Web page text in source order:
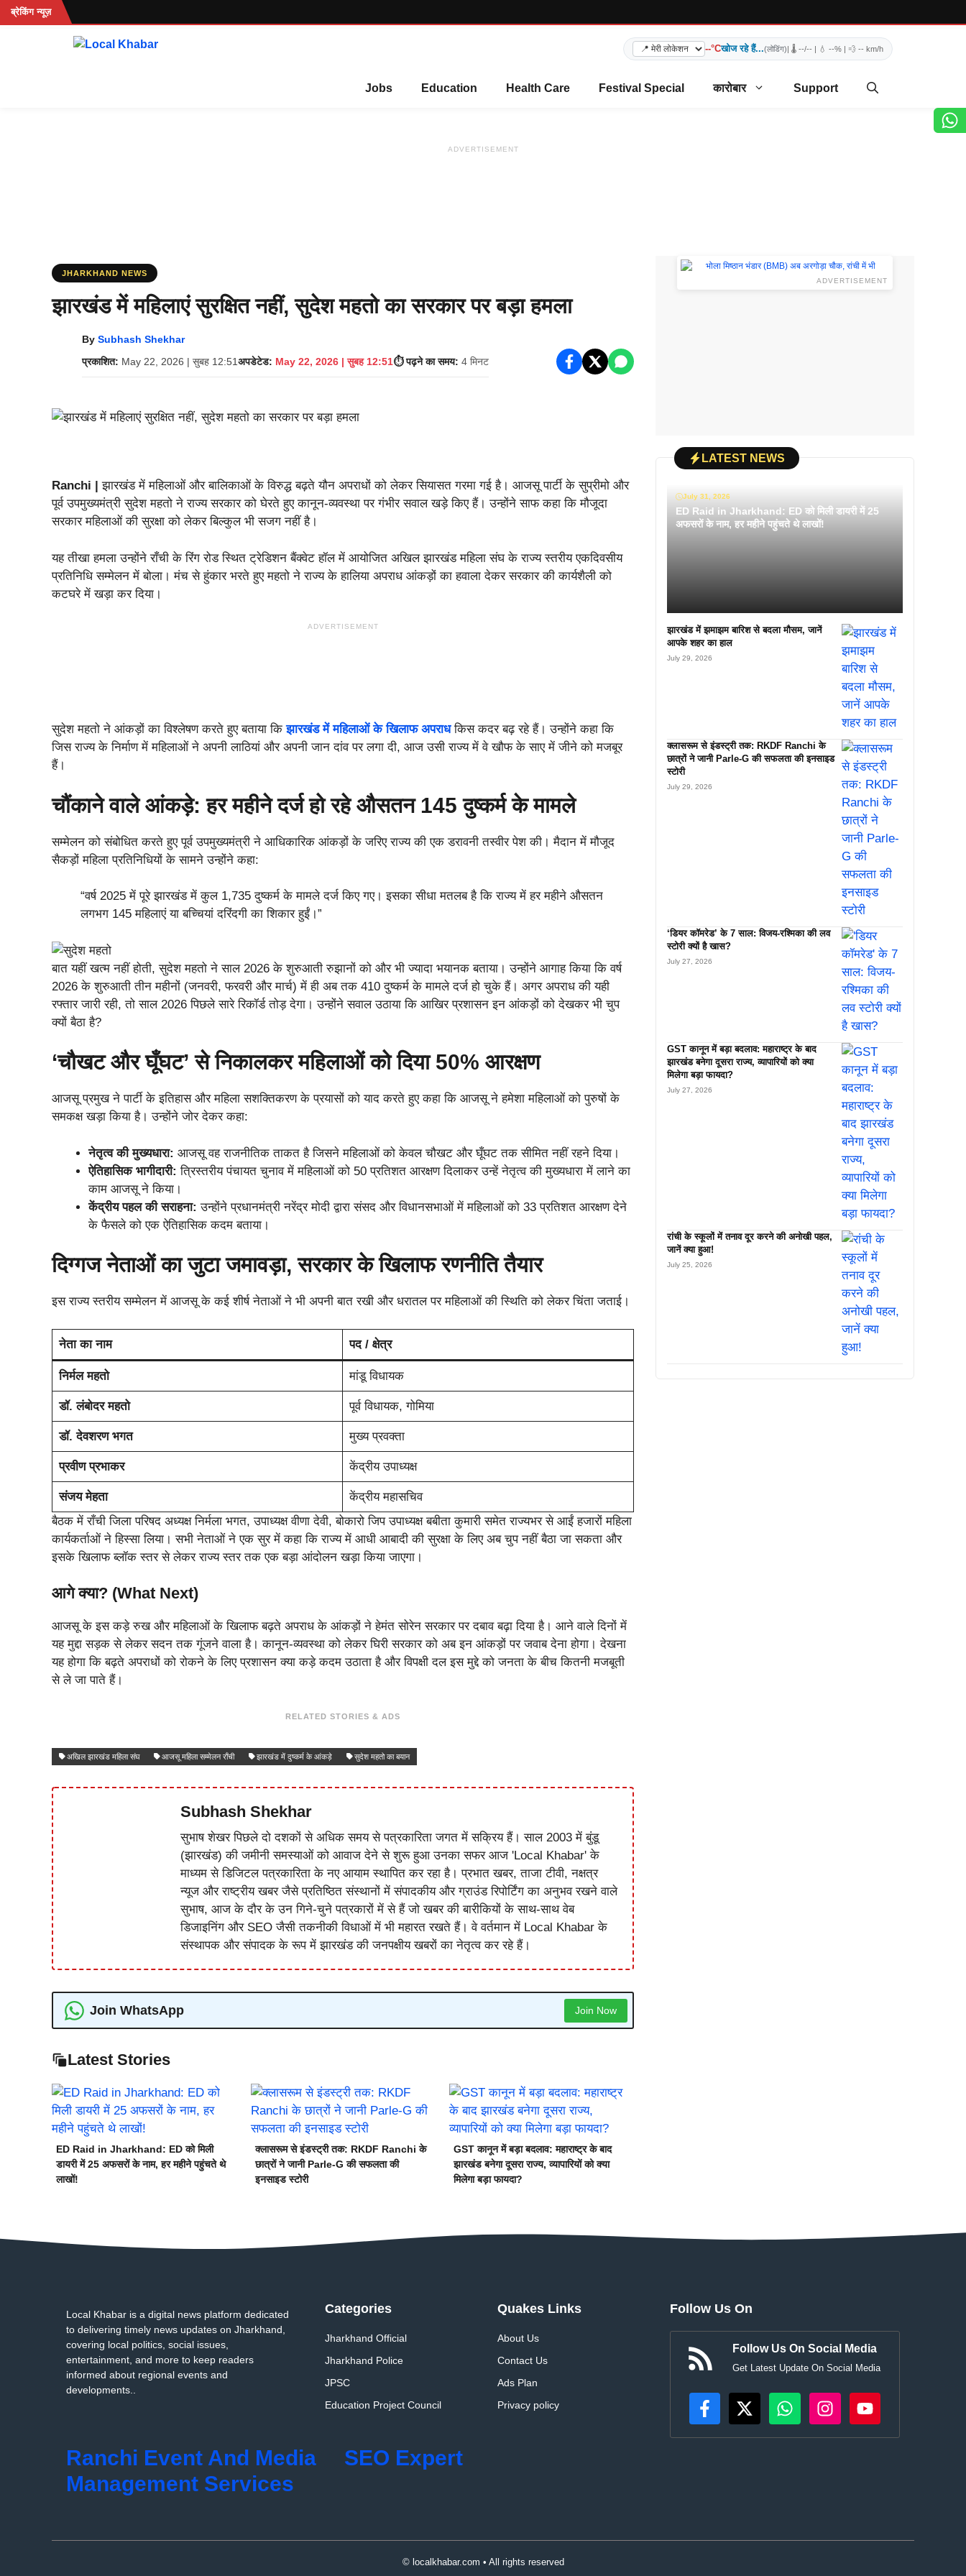
Skip
to
ब्रेकिंग न्यूज़
--°Cखोज रहे हैं...(लोडिंग)| 🌡️ --/-- | 💧 --% | 💨 -- km/h
Jobs Education Health Care Festival Special कारोबार Support
ADVERTISEMENT
JHARKHAND NEWS
झारखंड में महिलाएं सुरक्षित नहीं, सुदेश महतो का सरकार पर बड़ा हमला
By Subhash Shekhar
प्रकाशित: May 22, 2026 | सुबह 12:51अपडेटेड: May 22, 2026 | सुबह 12:51⏱️ पढ़ने का समय: 4 मिनट
Ranchi | झारखंड में महिलाओं और बालिकाओं के विरुद्ध बढ़ते यौन अपराधों को लेकर सियासत गरमा गई है। आजसू पार्टी के सुप्रीमो और
पूर्व उपमुख्यमंत्री सुदेश महतो ने राज्य सरकार को घेरते हुए कानून-व्यवस्था पर गंभीर सवाल खड़े किए हैं। उन्होंने साफ कहा कि मौजूदा
सरकार महिलाओं की सुरक्षा को लेकर बिल्कुल भी सजग नहीं है।
यह तीखा हमला उन्होंने राँची के रिंग रोड स्थित ट्रेडिशन बैंक्वेट हॉल में आयोजित अखिल झारखंड महिला संघ के राज्य स्तरीय एकदिवसीय
प्रतिनिधि सम्मेलन में बोला। मंच से हुंकार भरते हुए महतो ने राज्य के हालिया अपराध आंकड़ों का हवाला देकर सरकार की कार्यशैली को
कटघरे में खड़ा कर दिया।
ADVERTISEMENT
सुदेश महतो ने आंकड़ों का विश्लेषण करते हुए बताया किझारखंड में महिलाओं के खिलाफ अपराधकिस कदर बढ़ रहे हैं। उन्होंने कहा कि
जिस राज्य के निर्माण में महिलाओं ने अपनी लाठियां और अपनी जान दांव पर लगा दी, आज उसी राज्य में वे खौफ के साए में जीने को मजबूर
हैं।
चौंकाने वाले आंकड़े: हर महीने दर्ज हो रहे औसतन 145 दुष्कर्म के मामले
सम्मेलन को संबोधित करते हुए पूर्व उपमुख्यमंत्री ने आधिकारिक आंकड़ों के जरिए राज्य की एक डरावनी तस्वीर पेश की। मैदान में मौजूद
सैकड़ों महिला प्रतिनिधियों के सामने उन्होंने कहा:
“वर्ष 2025 में पूरे झारखंड में कुल 1,735 दुष्कर्म के मामले दर्ज किए गए। इसका सीधा मतलब है कि राज्य में हर महीने औसतन
लगभग 145 महिलाएं या बच्चियां दरिंदगी का शिकार हुईं।”
बात यहीं खत्म नहीं होती, सुदेश महतो ने साल 2026 के शुरुआती रुझानों को और भी ज्यादा भयानक बताया। उन्होंने आगाह किया कि वर्ष
2026 के शुरुआती तीन महीनों (जनवरी, फरवरी और मार्च) में ही अब तक 410 दुष्कर्म के मामले दर्ज हो चुके हैं। अगर अपराध की यही
रफ्तार जारी रही, तो साल 2026 पिछले सारे रिकॉर्ड तोड़ देगा। उन्होंने सवाल उठाया कि आखिर प्रशासन इन आंकड़ों को देखकर भी चुप
क्यों बैठा है?
‘चौखट और घूँघट’ से निकालकर महिलाओं को दिया 50% आरक्षण
आजसू प्रमुख ने पार्टी के इतिहास और महिला सशक्तिकरण के प्रयासों को याद करते हुए कहा कि आजसू ने हमेशा महिलाओं को पुरुषों के
समकक्ष खड़ा किया है। उन्होंने जोर देकर कहा:
नेतृत्व की मुख्यधारा: आजसू वह राजनीतिक ताकत है जिसने महिलाओं को केवल चौखट और घूँघट तक सीमित नहीं रहने दिया।
ऐतिहासिक भागीदारी: त्रिस्तरीय पंचायत चुनाव में महिलाओं को 50 प्रतिशत आरक्षण दिलाकर उन्हें नेतृत्व की मुख्यधारा में लाने का
काम आजसू ने किया।
केंद्रीय पहल की सराहना: उन्होंने प्रधानमंत्री नरेंद्र मोदी द्वारा संसद और विधानसभाओं में महिलाओं को 33 प्रतिशत आरक्षण देने
के फैसले को एक ऐतिहासिक कदम बताया।
दिग्गज नेताओं का जुटा जमावड़ा, सरकार के खिलाफ रणनीति तैयार
इस राज्य स्तरीय सम्मेलन में आजसू के कई शीर्ष नेताओं ने भी अपनी बात रखी और धरातल पर महिलाओं की स्थिति को लेकर चिंता जताई।
नेता का नाम पद / क्षेत्र
निर्मल महतो मांडू विधायक
डॉ. लंबोदर महतो पूर्व विधायक, गोमिया
डॉ. देवशरण भगत मुख्य प्रवक्ता
प्रवीण प्रभाकर केंद्रीय उपाध्यक्ष
संजय मेहता
केंद्रीय महासचिव
बैठक में राँची जिला परिषद अध्यक्ष निर्मला भगत, उपाध्यक्ष वीणा देवी, बोकारो जिप उपाध्यक्ष बबीता कुमारी समेत राज्यभर से आईं हजारों महिला
कार्यकर्ताओं ने हिस्सा लिया। सभी नेताओं ने एक सुर में कहा कि राज्य में आधी आबादी की सुरक्षा के लिए अब चुप नहीं बैठा जा सकता और
इसके खिलाफ ब्लॉक स्तर से लेकर राज्य स्तर तक एक बड़ा आंदोलन खड़ा किया जाएगा।
आगे क्या? (What Next)
आजसू के इस कड़े रुख और महिलाओं के खिलाफ बढ़ते अपराध के आंकड़ों ने हेमंत सोरेन सरकार पर दबाव बढ़ा दिया है। आने वाले दिनों में
यह मुद्दा सड़क से लेकर सदन तक गूंजने वाला है। कानून-व्यवस्था को लेकर घिरी सरकार को अब इन आंकड़ों पर जवाब देना होगा। देखना
यह होगा कि बढ़ते अपराधों को रोकने के लिए प्रशासन क्या कड़े कदम उठाता है और विपक्षी दल इस मुद्दे को जनता के बीच कितनी मजबूती
से ले जा पाते हैं।
RELATED STORIES & ADS
अखिल झारखंड महिला संघ आजसू महिला सम्मेलन राँची झारखंड में दुष्कर्म के आंकड़े सुदेश महतो का बयान
Subhash Shekhar
सुभाष शेखर पिछले दो दशकों से अधिक समय से पत्रकारिता जगत में सक्रिय हैं। साल 2003 में बुंडू
(झारखंड) की जमीनी समस्याओं को आवाज देने से शुरू हुआ उनका सफर आज 'Local Khabar' के
माध्यम से डिजिटल पत्रकारिता के नए आयाम स्थापित कर रहा है। प्रभात खबर, ताजा टीवी, नक्षत्र
न्यूज और राष्ट्रीय खबर जैसे प्रतिष्ठित संस्थानों में संपादकीय और ग्राउंड रिपोर्टिंग का अनुभव रखने वाले
सुभाष, आज के दौर के उन गिने-चुने पत्रकारों में से हैं जो खबर की बारीकियों के साथ-साथ वेब
डिजाइनिंग और SEO जैसी तकनीकी विधाओं में भी महारत रखते हैं। वे वर्तमान में Local Khabar के
संस्थापक और संपादक के रूप में झारखंड की जनपक्षीय खबरों का नेतृत्व कर रहे हैं।
Join WhatsApp Join Now
Latest Stories
ED Raid in Jharkhand: ED को मिली
डायरी में 25 अफसरों के नाम, हर महीने पहुंचते थे
लाखों!
क्लासरूम से इंडस्ट्री तक: RKDF Ranchi के
छात्रों ने जानी Parle-G की सफलता की
इनसाइड स्टोरी
GST कानून में बड़ा बदलाव: महाराष्ट्र के बाद
झारखंड बनेगा दूसरा राज्य, व्यापारियों को क्या
मिलेगा बड़ा फायदा?
ADVERTISEMENT
LATEST NEWS
July 31, 2026
ED Raid in Jharkhand: ED को मिली डायरी में 25
अफसरों के नाम, हर महीने पहुंचते थे लाखों!
झारखंड में झमाझम बारिश से बदला मौसम, जानें
आपके शहर का हाल
July 29, 2026
क्लासरूम से इंडस्ट्री तक: RKDF Ranchi के
छात्रों ने जानी Parle-G की सफलता की इनसाइड
स्टोरी
July 29, 2026
‘डियर कॉमरेड’ के 7 साल: विजय-रश्मिका की लव
स्टोरी क्यों है खास?
July 27, 2026
GST कानून में बड़ा बदलाव: महाराष्ट्र के बाद
झारखंड बनेगा दूसरा राज्य, व्यापारियों को क्या
मिलेगा बड़ा फायदा?
July 27, 2026
रांची के स्कूलों में तनाव दूर करने की अनोखी पहल,
जानें क्या हुआ!
July 25, 2026
Local Khabar is a digital news platform dedicated
to delivering timely news updates on Jharkhand,
covering local politics, social issues,
entertainment, and more to keep readers
informed about regional events and
developments..
Categories
Jharkhand Official
Jharkhand Police
JPSC
Education Project Council
Quakes Links
About Us
Contact Us
Ads Plan
Privacy policy
Follow Us On
Follow Us On Social Media
Get Latest Update On Social Media
Ranchi Event And Media
Management Services
SEO Expert
© localkhabar.com • All rights reserved